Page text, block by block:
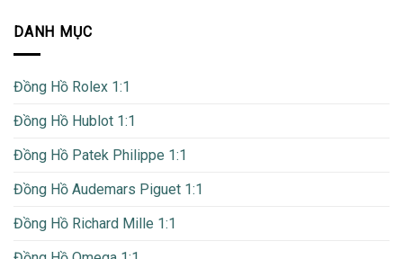
DANH MỤC
Đồng Hồ Rolex 1:1
Đồng Hồ Hublot 1:1
Đồng Hồ Patek Philippe 1:1
Đồng Hồ Audemars Piguet 1:1
Đồng Hồ Richard Mille 1:1